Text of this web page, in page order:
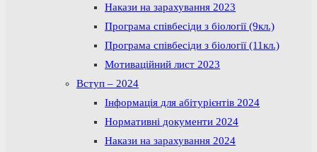
Накази на зарахування 2023
Програма співбесіди з біології (9кл.)
Програма співбесіди з біології (11кл.)
Мотиваційний лист 2023
Вступ – 2024
Інформація для абітурієнтів 2024
Нормативні документи 2024
Накази на зарахування 2024